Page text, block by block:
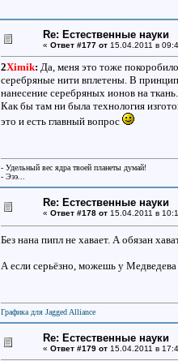
Re: Естественные науки
« Ответ #177 от15.04.2011 в
2Ximik: Да, меня это тоже
серебряные нити вплетены. В
нанесение серебряных ионов на ткань.
Как бы там ни была технология
это и есть главный вопрос
- Удельный вес ядра твоей планеты думай!
- Эээ...
Re: Естественные науки
« Ответ #178 от15.04.2011 в
Без нана пипл не хавает. А обязан
А если серьёзно, можешь у Медведева
Графика для Jagged Alliance
Re: Естественные науки
« Ответ #179 от15.04.2011 в